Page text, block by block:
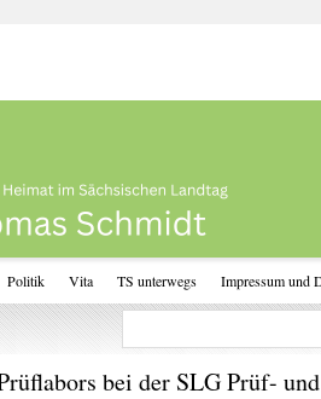
Politik Vita TS unterwegs Impressum und
bei der SLG Prüf-